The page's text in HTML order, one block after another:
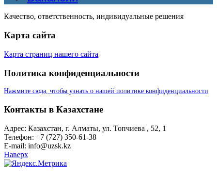
Качество, ответственность, индивидуальные решения
Карта сайта
Карта страниц нашего сайта
Политика конфиденциальности
Нажмите сюда, чтобы узнать о нашей политике конфиденциальности
Контакты в Казахстане
Адрес: Казахстан, г. Алматы, ул. Топчиева , 52, 1
Телефон: +7 (727) 350-61-38
E-mail: info@uzsk.kz
Наверх